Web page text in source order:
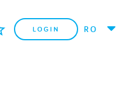
LOGIN RO